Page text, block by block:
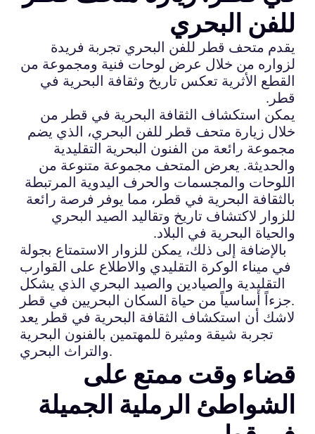
للفن البحري
يقدم متحف قطر للفن البحري تجربة فريدة
لزواره من خلال عرض لوحات فنية ومجموعة من
القطع الأثرية تعكس تاريخ وثقافة البحرية في
قطر.
يمكن استكشاف الثقافة البحرية في قطر من
خلال زيارة متحف قطر للفن البحري، الذي يضم
مجموعة رائعة من الفنون البحرية التقليدية
والحديثة. يعرض المتحف مجموعة متنوعة من
اللوحات والمجسمات والحرف اليدوية المرتبطة
بالثقافة البحرية في قطر، مما يوفر فرصة رائعة
للزوار لاكتشاف تاريخ وتقاليد الصيد البحري
والحياة البحرية في البلاد.
بالإضافة إلى ذلك، يمكن للزوار الاستمتاع بجولة
في ميناء الوكرة التقليدي والاطلاع على القوارب
التقليدية والصيادين والصيد البحري الذي يشكل
جزءاً أساسياً من حياة السكان البحريين في قطر.
لاشك أن استكشاف الثقافة البحرية في قطر يعد
تجربة شيقة ومثيرة للمهتمين بالفنون البحرية
والتراث البحري.
قضاء وقت ممتع على
الشواطئ الرملية الجميلة